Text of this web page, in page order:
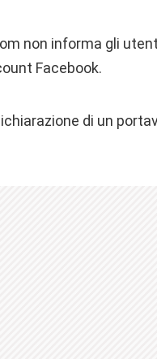
non informa gli
Facebook.
di un